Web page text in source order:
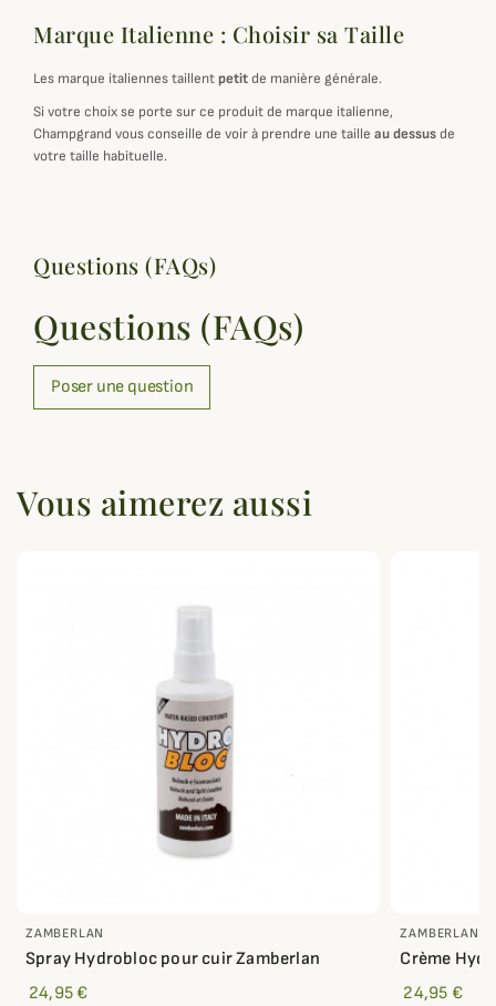
Marque Italienne : Choisir sa Taille
Les marque italiennes taillentpetitde manière générale.
Si votre choix se porte sur ce produit de marque italienne,
Champgrand vous conseille de voir à prendre une taille au dessusde
votre taille habituelle.
Questions (FAQs)
Questions (FAQs)
Poser une question
Vous aimerez aussi
ZAMBERLAN
Spray Hydrobloc pour cuir Zamberlan
24,95 €
ZAMBERLAN
Crème
24,95 €